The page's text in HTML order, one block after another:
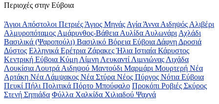
Περιοχές στην Εύβοια
Άγιοι Απόστολοι Πετριές Άγιος Μηνάς Αγία Άννα Αιδηψός Αλιβέρι
Αλμυροπόταμος Αμάρυνθος-Βάθεια Αυλίδα Αυλωνάρι Αχλάδι
Βασιλικά (Ψαροπούλι) Βασιλικό Βόρεια Εύβοια Δάφνη Δροσιά
Δύστος Ελληνικά Ερέτρια ΖάρακεςΉλια Ιστιαία Κάρυστος
Κεντρική Εύβοια Κύμη Λίμνη Λευκαντί Λιμνιώνας Λιχάδα
Λουκίσια Λουτρά Αιδηψού Μαντούδι Μαρμάρι Μουρτερή Νέα
Αρτάκη Νέα Λάμψακος Νέα Στύρα Νέος Πύργος Νότια Εύβοια
Πευκί Πήλι Πολιτικά Πόρτο Μπούφαλο Προκόπι Ροβιές Σκύρος
Στενή Σηπιάδα Φύλλα Χαλκίδα Χιλιαδού Ψαχνά